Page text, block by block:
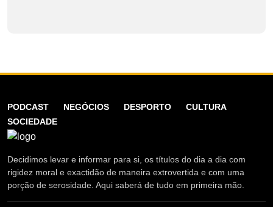
PODCAST NEGÓCIOS DESPORTO
CULTURA
SOCIEDADE
Decidimos levar e informar para si, os títulos do dia a dia com
rigidez moral e exactidão de maneira extrovertida e com uma
porção de serosidade. Aqui saberá de tudo em primeira mão.